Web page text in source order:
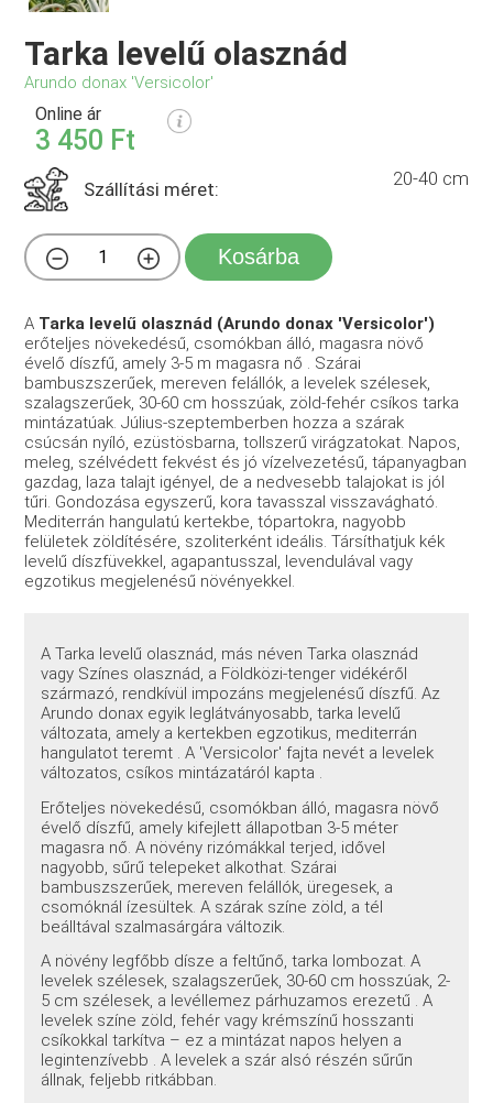
Tarka levelű olasznád
Arundo donax 'Versicolor'
Online ár
3 450 Ft
Szállítási méret: 20-40 cm
Kosárba
A Tarka levelű olasznád (Arundo donax 'Versicolor')
erőteljes növekedésű, csomókban álló, magasra növő
évelő díszfű, amely 3-5 m magasra nő . Szárai
bambuszszerűek, mereven felállók, a levelek szélesek,
szalagszerűek, 30-60 cm hosszúak, zöld-fehér csíkos tarka
mintázatúak. Július-szeptemberben hozza a szárak
csúcsán nyíló, ezüstösbarna, tollszerű virágzatokat. Napos,
meleg, szélvédett fekvést és jó vízelvezetésű, tápanyagban
gazdag, laza talajt igényel, de a nedvesebb talajokat is jól
tűri. Gondozása egyszerű, kora tavasszal visszavágható.
Mediterrán hangulatú kertekbe, tópartokra, nagyobb
felületek zöldítésére, szoliterként ideális. Társíthatjuk kék
levelű díszfüvekkel, agapantusszal, levendulával vagy
egzotikus megjelenésű növényekkel.
A Tarka levelű olasznád, más néven Tarka olasznád
vagy Színes olasznád, a Földközi-tenger vidékéről
származó, rendkívül impozáns megjelenésű díszfű. Az
Arundo donax egyik leglátványosabb, tarka levelű
változata, amely a kertekben egzotikus, mediterrán
hangulatot teremt . A 'Versicolor' fajta nevét a levelek
változatos, csíkos mintázatáról kapta .
Erőteljes növekedésű, csomókban álló, magasra növő
évelő díszfű, amely kifejlett állapotban 3-5 méter
magasra nő. A növény rizómákkal terjed, idővel
nagyobb, sűrű telepeket alkothat. Szárai
bambuszszerűek, mereven felállók, üregesek, a
csomóknál ízesültek. A szárak színe zöld, a tél
beálltával szalmasárgára változik.
A növény legfőbb dísze a feltűnő, tarka lombozat. A
levelek szélesek, szalagszerűek, 30-60 cm hosszúak, 2-
5 cm szélesek, a levéllemez párhuzamos erezetű . A
levelek színe zöld, fehér vagy krémszínű hosszanti
csíkokkal tarkítva – ez a mintázat napos helyen a
legintenzívebb . A levelek a szár alsó részén sűrűn
állnak, feljebb ritkábban.